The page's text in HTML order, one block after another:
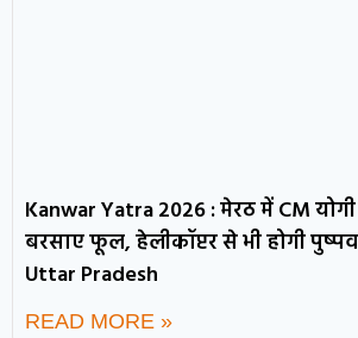
Kanwar Yatra 2026 : मेरठ में CM
बरसाए फूल, हेलीकॉप्टर से भी होगी
Uttar Pradesh
READ MORE »